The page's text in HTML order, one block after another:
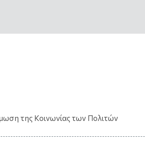
της Kοινωνίας των Πολιτών